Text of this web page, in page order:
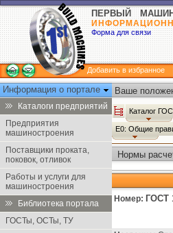
ПЕРВЫЙ
Форма для связи
Добавить в избранное
Информация о портале
Каталоги предприятий
Предприятия
машиностроения
Поставщики проката,
поковок, отливок
Работы и услуги для
машиностроения
Библиотека портала
ГОСТы, ОСТы, ТУ
Ваше
Каталог
Е0: Общие
Нормы
Номер: ГОСТ